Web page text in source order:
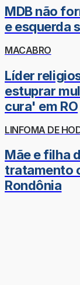
MDB não
e esquerda
MACABRO
Líder
estuprar
cura' em RO
LINFOMA DE
Mãe e filha
tratamento
Rondônia